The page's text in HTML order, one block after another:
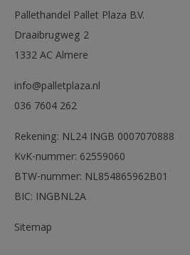
Pallethandel Pallet Plaza B.V.
Draaibrugweg 2
1332 AC Almere
info@palletplaza.nl
036 7604 262
Rekening: NL24 INGB 0007070888
KvK-nummer: 62559060
BTW-nummer: NL854865962B01
BIC: INGBNL2A
Sitemap